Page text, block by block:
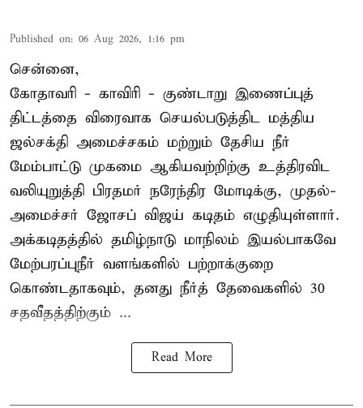
Published on: 06 Aug 2026, 1:16 pm
சென்னை,
கோதாவரி - காவிரி - குண்டாறு இணைப்புத்
திட்டத்தை விரைவாக செயல்படுத்திட மத்திய
ஜல்சக்தி அமைச்சகம் மற்றும் தேசிய நீர்
மேம்பாட்டு முகமை ஆகியவற்றிற்கு உத்திரவிட
வலியுறுத்தி பிரதமர் நரேந்திர மோடிக்கு, முதல்-
அமைச்சர் ஜோசப் விஜய் கடிதம் எழுதியுள்ளார்.
அக்கடிதத்தில் தமிழ்நாடு மாநிலம் இயல்பாகவே
மேற்பரப்புநீர் வளங்களில் பற்றாக்குறை
கொண்டதாகவும், தனது நீர்த் தேவைகளில் 30
சதவீதத்திற்கும் ...
Read More